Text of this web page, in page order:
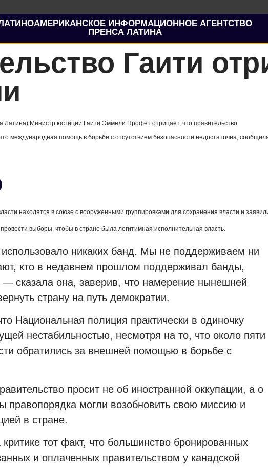
ИНФОРМАЦИОННОЕ АГЕНТСТВО
ПРЕНСА ЛАТИНА
Гаити
Латина) Министр юстиции Гаити Эммели Профет отрицает, что правительство
международная помощь в борьбе с отсутствием безопасности недостаточна,
находятся в союзе с вооруженными группировками для сохранения власти и
выборы, чтобы в стране была легитимная исполнительная власть.
использовало никаких банд. Мы не поддерживаем ни
кто в недавнем прошлом поддерживал банды,
сказала она, заверив, что намерение нынешней
страну на путь демократии.
Национальная полиция практически в одиночку
нестабильностью, несмотря на то, что около пяти
обратились за внешней помощью в борьбе с
просит не об иностранной оккупации, а о
правопорядка могли возобновить свою миссию и
в стране.
тот факт, что большинство бронированных
и оплаченных правительством у канадской